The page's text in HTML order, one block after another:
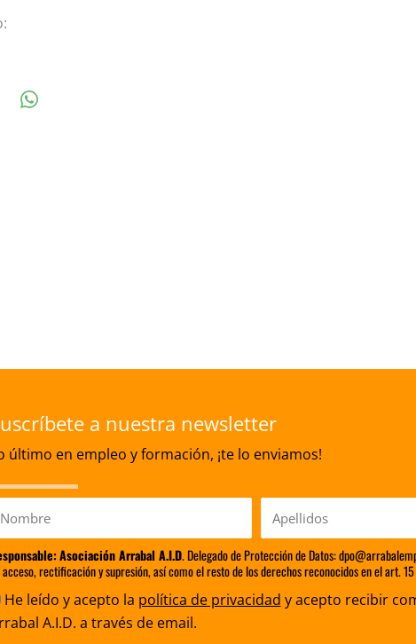
a nuestra newsletter
último en empleo y formación, ¡te lo enviamos!
Apellidos
Asociación Arrabal A.I.D. Delegado de Protección de Datos:
acceso, rectificación y supresión, así como el resto de los derechos reconocidos en el art.
He leído y acepto la política de privacidad y acepto recibir
A.I.D. a través de email.